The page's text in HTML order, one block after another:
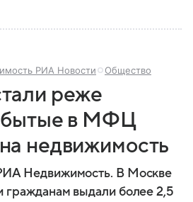
РИА Новости Общество
реже
в МФЦ
недвижимость
Недвижимость. В Москве
гражданам выдали более 2,5